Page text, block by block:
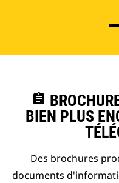
assignment
BIEN PLUS
Des brochures
documents